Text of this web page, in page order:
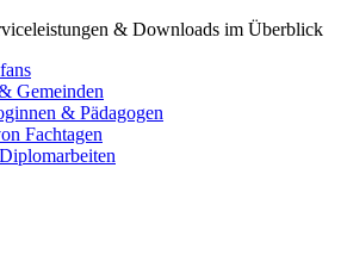
& Downloads im Überblick
Gemeinden
& Pädagogen
Fachtagen